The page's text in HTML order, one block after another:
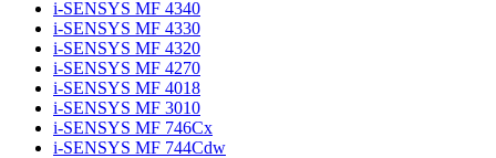
i-SENSYS MF 4340
i-SENSYS MF 4330
i-SENSYS MF 4320
i-SENSYS MF 4270
i-SENSYS MF 4018
i-SENSYS MF 3010
i-SENSYS MF 746Cx
i-SENSYS MF 744Cdw